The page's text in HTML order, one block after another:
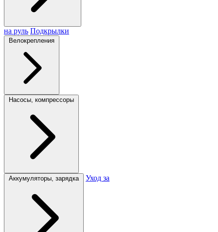
на руль Подкрылки
Велокрепления
Насосы, компрессоры
Аккумуляторы, зарядка Уход за